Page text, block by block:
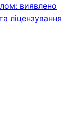
виявлено
ліцензування